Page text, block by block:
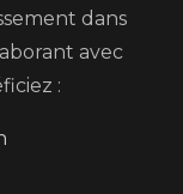
dans
avec
: